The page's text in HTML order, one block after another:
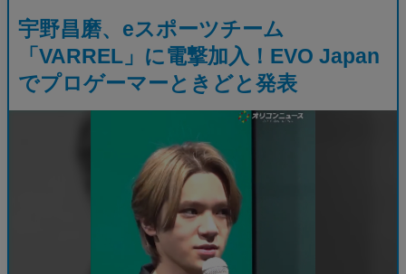
宇野昌磨、eスポーツチーム
「VARREL」に電撃加入！EVO Japan
でプロゲーマーときどと発表